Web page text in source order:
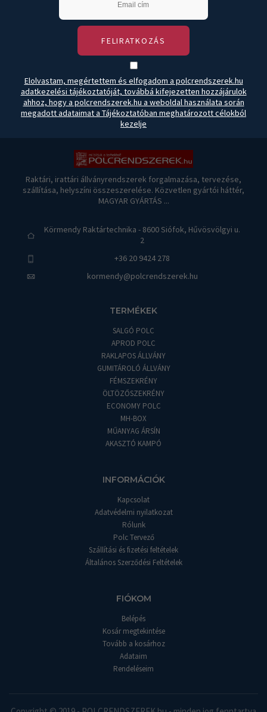
FELIRATKOZÁS
Elolvastam, megértettem és elfogadom a polcrendszerek.hu
adatkezelési tájékoztatóját, továbbá kifejezetten hozzájárulok
ahhoz, hogy a polcrendszerek.hu a weboldal használata során
megadott adataimat a Tájékoztatóban meghatározott célokból
kezelje
Raktári, irattári állványrendszerek forgalmazása, tervezése,
szállítása, helyszíni összeszerelése. Közvetlen gyártói háttér,
MAGYAR GYÁRTÁS ...
Körmendy Raktártechnika - 8600 Siófok, Hűvösvölgyi u.
2
+36 20 9424 278
kormendy@polcrendszerek.hu
TERMÉKEK
SALGÓ POLC
APROD POLC
RAKLAPOS ÁLLVÁNY
GUMITÁROLÓ ÁLLVÁNY
FÉMSZEKRÉNY
ÖLTÖZŐSZEKRÉNY
ECONOMY POLC
MH-BOX
MŰANYAG ÁRSÍN
AKASZTÓ KAMPÓ
INFORMÁCIÓK
Kapcsolat
Adatvédelmi nyilatkozat
Rólunk
Polc Tervező
Szállítási és fizetési feltételek
Általános Szerződési Feltételek
FIÓKOM
Belépés
Kosár megtekintése
Tovább a kosárhoz
Adataim
Rendeléseim